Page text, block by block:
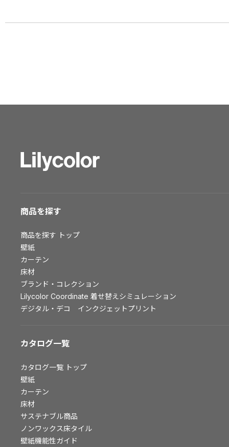
大阪ショールーム
仙台ショールーム
お客様サポート
お客様サポート トップ
資料ダウンロード
画像ダウンロード
動画一覧
お手入れ便利帳
お役立ち資料
お問い合わせ（一般のお客様）
よくあるご質問
非住宅案件に関するお問い合わせ
事業紹介
商品を探す
商品を探す トップ
壁紙
カーテン
床材
ブランド・コレクション
Lilycolor Coordinate 着せ替えシミュレーション
デジタル・デコ インクジェットプリント
カタログ一覧
カタログ一覧 トップ
壁紙
カーテン
床材
サステナブル商品
ノンワックス床タイル
壁紙機能性ガイド